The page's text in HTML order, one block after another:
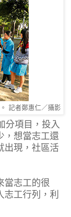
記者鄭惠仁／攝影
分項目，投入
，想當志工還
出現，社區活
當志工的很
工行列，利